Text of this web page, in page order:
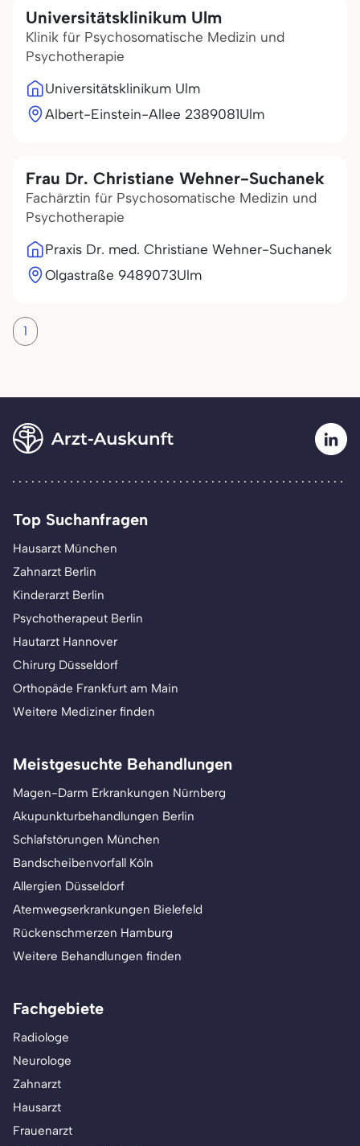
Universitätsklinikum Ulm
Klinik für Psychosomatische Medizin und
Psychotherapie
Universitätsklinikum Ulm
Albert-Einstein-Allee 2389081Ulm
Frau Dr. Christiane Wehner-Suchanek
Fachärztin für Psychosomatische Medizin und
Psychotherapie
Praxis Dr. med. Christiane Wehner-Suchanek
Olgastraße 9489073Ulm
1
Top Suchanfragen
Hausarzt München
Zahnarzt Berlin
Kinderarzt Berlin
Psychotherapeut Berlin
Hautarzt Hannover
Chirurg Düsseldorf
Orthopäde Frankfurt am Main
Weitere Mediziner finden
Meistgesuchte Behandlungen
Magen-Darm Erkrankungen Nürnberg
Akupunkturbehandlungen Berlin
Schlafstörungen München
Bandscheibenvorfall Köln
Allergien Düsseldorf
Atemwegserkrankungen Bielefeld
Rückenschmerzen Hamburg
Weitere Behandlungen finden
Fachgebiete
Radiologe
Neurologe
Zahnarzt
Hausarzt
Frauenarzt